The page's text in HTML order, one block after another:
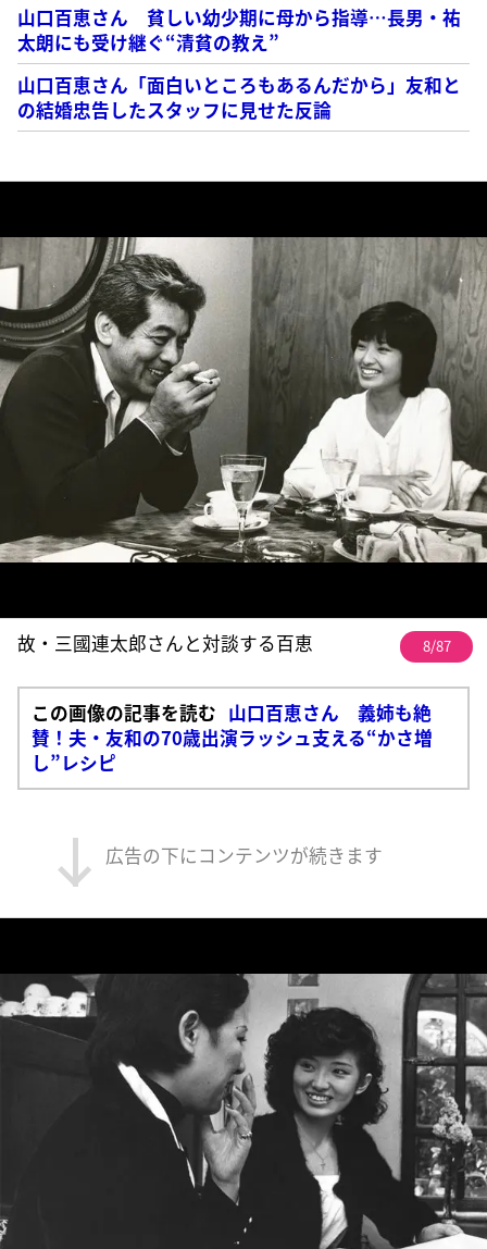
山口百恵さん 貧しい幼少期に母から指導…長男・祐
太朗にも受け継ぐ“清貧の教え”
山口百恵さん「面白いところもあるんだから」友和と
の結婚忠告したスタッフに見せた反論
故・三國連太郎さんと対談する百恵 8/87
この画像の記事を読む 山口百恵さん 義姉も絶
賛！夫・友和の70歳出演ラッシュ支える“かさ増
し”レシピ
広告の下にコンテンツが続きます